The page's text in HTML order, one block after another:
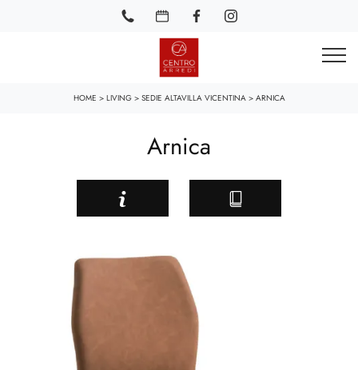
HOME > LIVING> SEDIE ALTAVILLA VICENTINA > ARNICA
Arnica